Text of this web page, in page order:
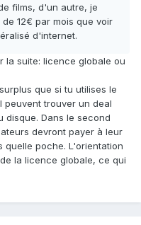
films, d'un autre, je
12€ par mois que voir
d'internet.
la suite: licence globale ou
que si tu utilises le
peuvent trouver un deal
disque. Dans le second
devront payer à leur
quelle poche. L'orientation
la licence globale, ce qui